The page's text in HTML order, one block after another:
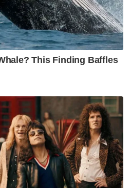
This Finding Baffles